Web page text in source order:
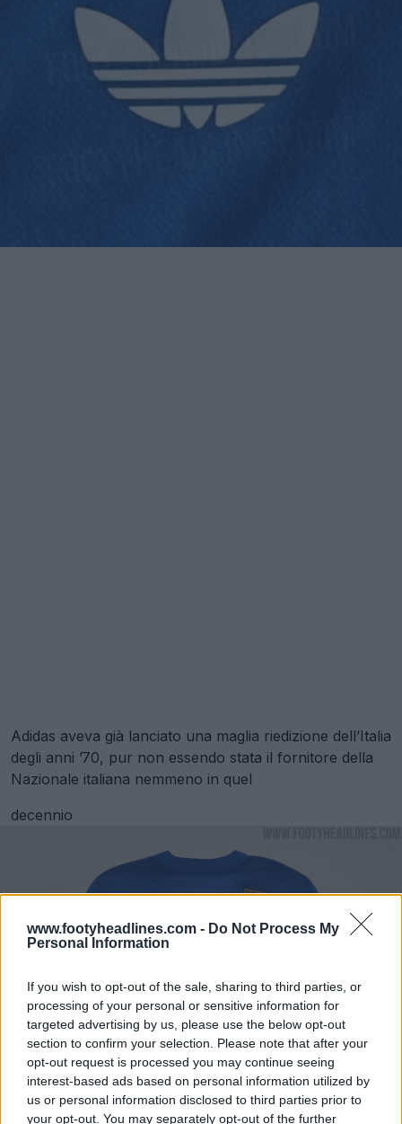
www.footyheadlines.com - Do Not Process My
Personal Information
If you wish to opt-out of the sale, sharing to third parties, or
processing of your personal or sensitive information for
targeted advertising by us, please use the below opt-out
section to confirm your selection. Please note that after your
opt-out request is processed you may continue seeing
interest-based ads based on personal information utilized by
us or personal information disclosed to third parties prior to
your opt-out. You may separately opt-out of the further
Adidas aveva già lanciato una maglia riedizione dell’Italia
degli anni ’70, pur non essendo stata il fornitore della
Nazionale italiana nemmeno in quel
decennio